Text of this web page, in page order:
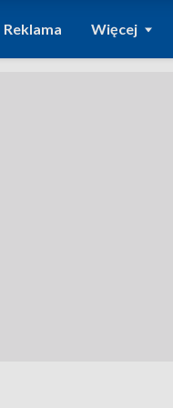
Reklama Więcej